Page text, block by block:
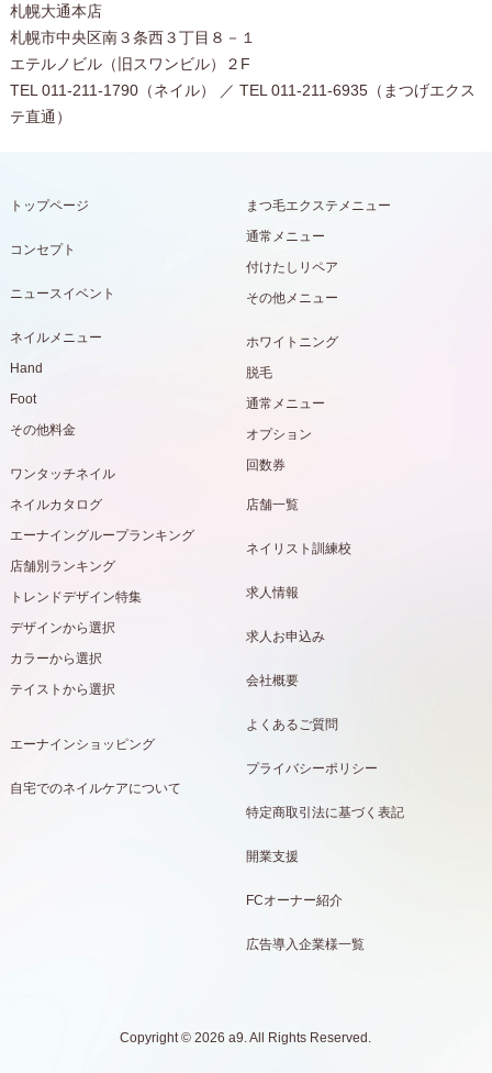
札幌大通本店
札幌市中央区南３条西３丁目８－１
エテルノビル（旧スワンビル）２F
TEL 011-211-1790（ネイル） ／ TEL 011-211-6935（まつげエクス
テ直通）
トップページ
コンセプト
ニュースイベント
ネイルメニュー
Hand
Foot
その他料金
ワンタッチネイル
まつ毛エクステメニュー
通常メニュー
付けたしリペア
その他メニュー
ホワイトニング
脱毛
通常メニュー
オプション
回数券
ネイルカタログ
エーナイングループランキング
店舗別ランキング
トレンドデザイン特集
デザインから選択
カラーから選択
テイストから選択
エーナインショッピング
自宅でのネイルケアについて
店舗一覧
ネイリスト訓練校
求人情報
求人お申込み
会社概要
よくあるご質問
プライバシーポリシー
特定商取引法に基づく表記
開業支援
FCオーナー紹介
広告導入企業様一覧
Copyright © 2026 a9. All Rights Reserved.